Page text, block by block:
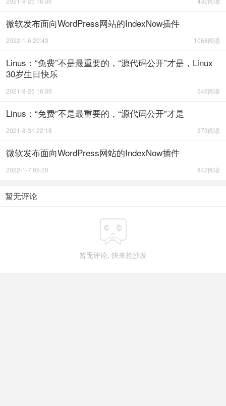
微软发布面向WordPress网站的IndexNow插件
1068阅读
2022-1-6 20:43
Linus：“免费”不是最重要的，“源代码公开”才是，Linux
30岁生日快乐
546阅读
2021-8-25 16:36
Linus：“免费”不是最重要的，“源代码公开”才是
373阅读
2021-8-31 22:18
微软发布面向WordPress网站的IndexNow插件
842阅读
2022-1-7 05:20
暂无评论

暂无评论, 快来抢沙发